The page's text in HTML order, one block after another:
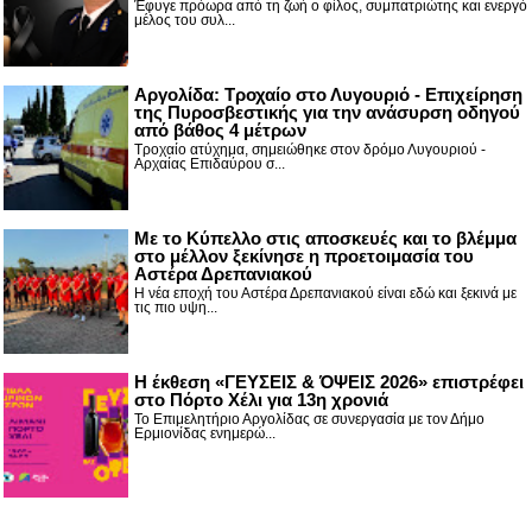
Έφυγε πρόωρα από τη ζωή ο φίλος, συμπατριώτης και ενεργό
μέλος του συλ...
Αργολίδα: Τροχαίο στο Λυγουριό - Επιχείρηση
της Πυροσβεστικής για την ανάσυρση οδηγού
από βάθος 4 μέτρων
Τροχαίο ατύχημα, σημειώθηκε στον δρόμο Λυγουριού -
Αρχαίας Επιδαύρου σ...
Με το Κύπελλο στις αποσκευές και το βλέμμα
στο μέλλον ξεκίνησε η προετοιμασία του
Αστέρα Δρεπανιακού
Η νέα εποχή του Αστέρα Δρεπανιακού είναι εδώ και ξεκινά με
τις πιο υψη...
Η έκθεση «ΓΕΥΣΕΙΣ & ΌΨΕΙΣ 2026» επιστρέφει
στο Πόρτο Χέλι για 13η χρονιά
Το Επιμελητήριο Αργολίδας σε συνεργασία με τον Δήμο
Ερμιονίδας ενημερώ...